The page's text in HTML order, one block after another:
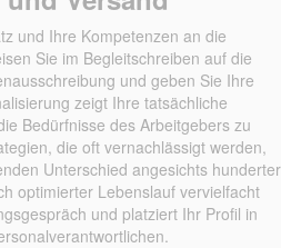
und Ihre Kompetenzen an die
Sie im Begleitschreiben auf die
und geben Sie Ihre
zeigt Ihre tatsächliche
Bedürfnisse des Arbeitgebers zu
die oft vernachlässigt werden,
Unterschied angesichts hunderter
optimierter Lebenslauf vervielfacht
und platziert Ihr Profil in